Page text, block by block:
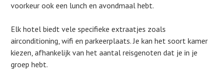
voorkeur ook een lunch en avondmaal hebt.
Elk hotel biedt vele specifieke extraatjes zoals
airconditioning, wifi en parkeerplaats. Je kan het soort kamer
kiezen, afhankelijk van het aantal reisgenoten dat je in je
groep hebt.